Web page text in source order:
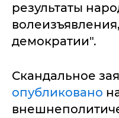
результаты
демократии".
Скандальное
опубликовано